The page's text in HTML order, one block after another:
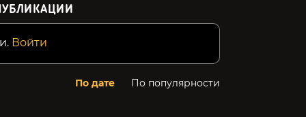
Войти
По дате По популярности